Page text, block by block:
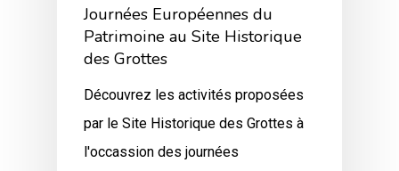
Journées Européennes du
Patrimoine au Site Historique
des Grottes
Découvrez les activités proposées
par le Site Historique des Grottes à
l'occassion des journées